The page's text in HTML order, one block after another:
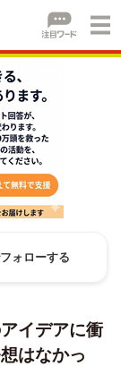
ォローする
イデアに衝
はなかっ